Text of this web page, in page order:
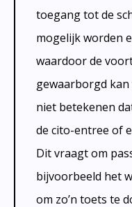
toegang tot de
mogelijk worden
waardoor de
gewaarborgd
niet betekenen
de cito-entree of
Dit vraagt om
bijvoorbeeld het
om zo’n toets te